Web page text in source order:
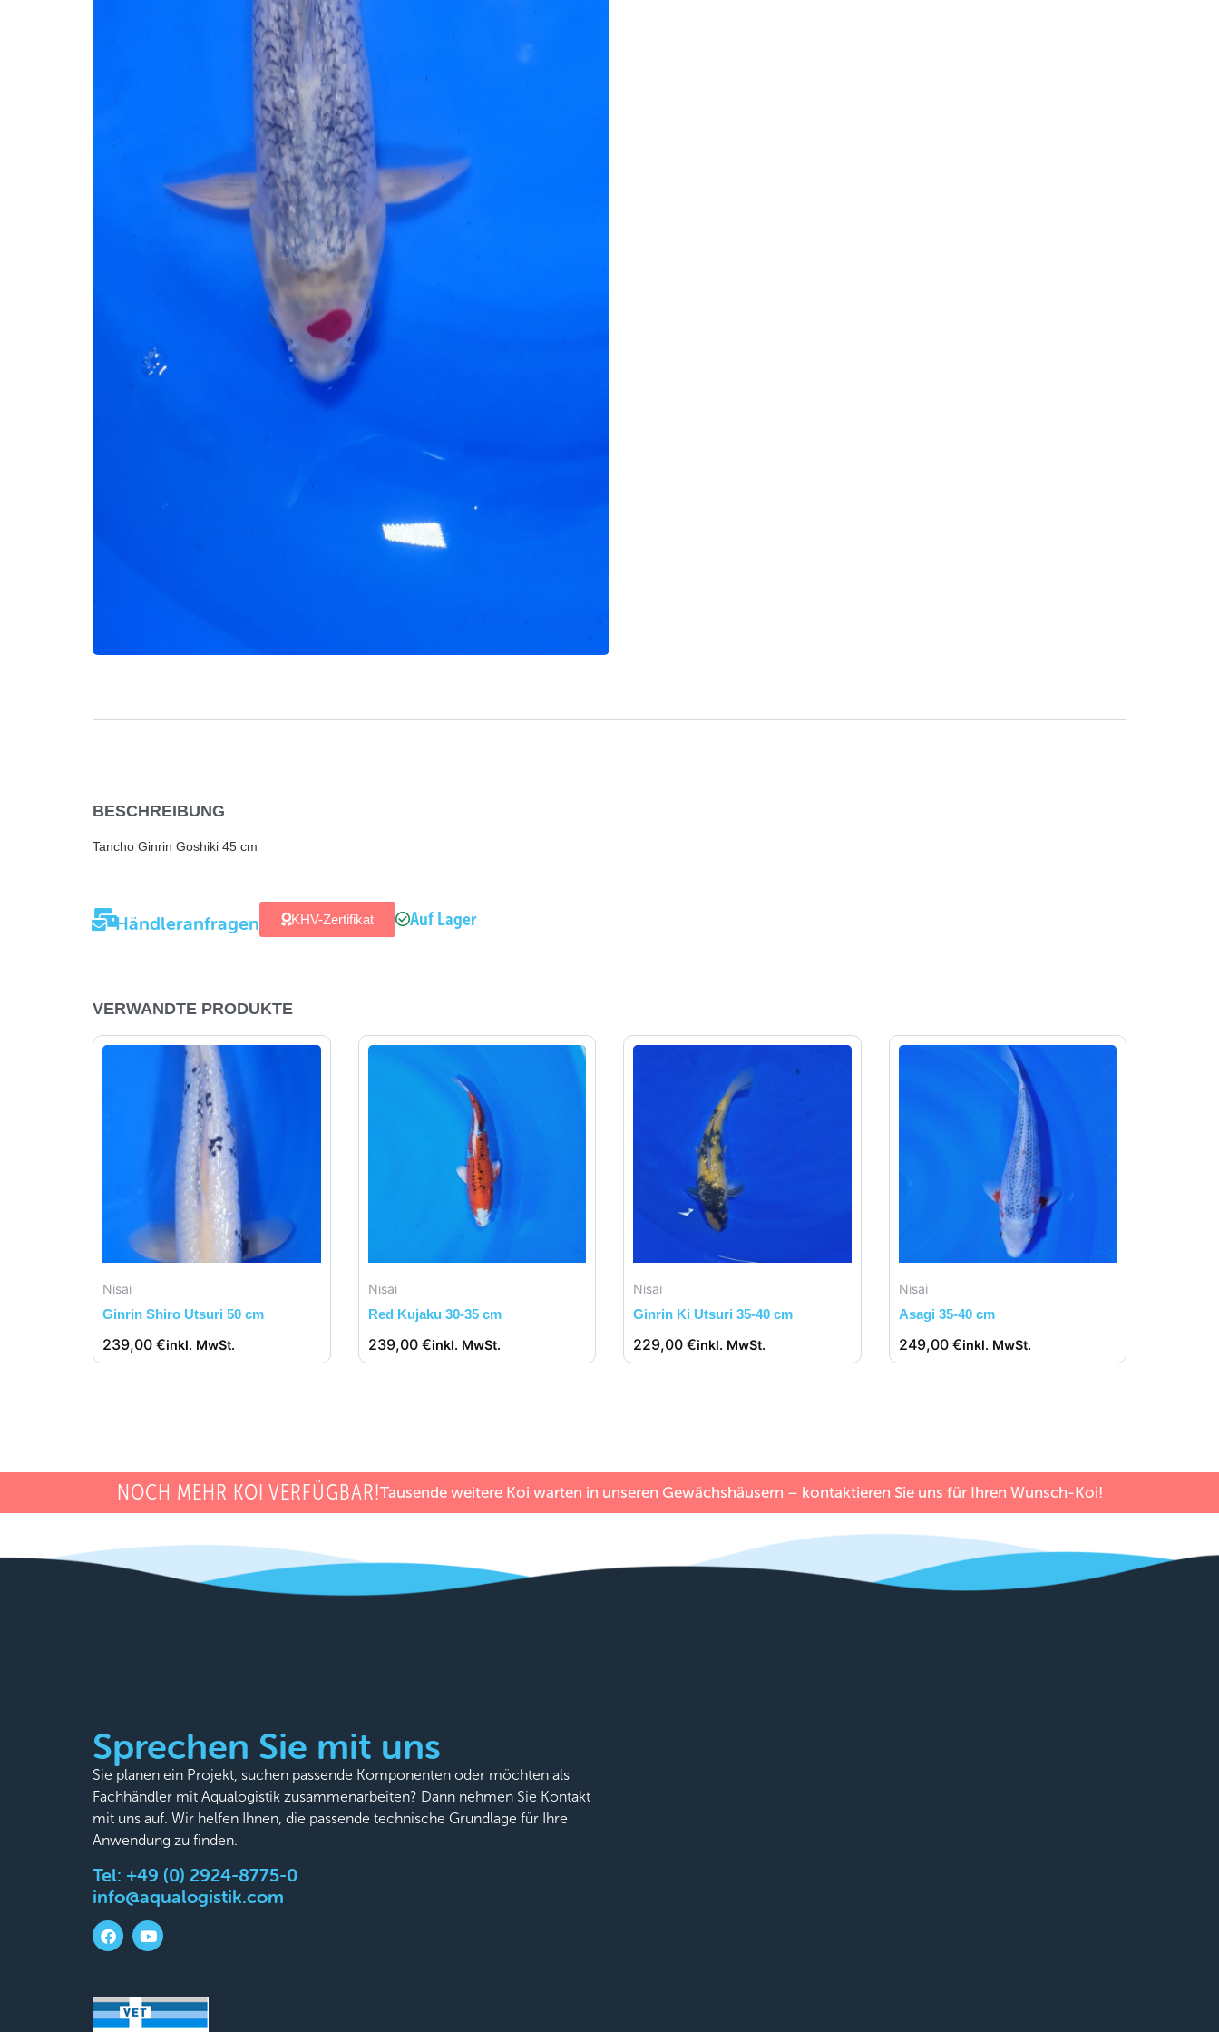
BESCHREIBUNG
Tancho Ginrin Goshiki 45 cm
Händleranfragen KHV-Zertifikat Auf Lager
VERWANDTE PRODUKTE
Nisai
Ginrin Shiro Utsuri 50 cm
239,00 €inkl. MwSt.
Nisai
Red Kujaku 30-35 cm
239,00 €inkl. MwSt.
Nisai
Ginrin Ki Utsuri 35-40 cm
229,00 €inkl. MwSt.
Nisai
Asagi 35-40 cm
249,00 €inkl. MwSt.
NOCH MEHR KOI VERFÜGBAR!Tausende weitere Koi warten in unseren Gewächshäusern – kontaktieren Sie uns für Ihren Wunsch-Koi!
Sprechen Sie mit uns
Sie planen ein Projekt, suchen passende Komponenten oder möchten als
Fachhändler mit Aqualogistik zusammenarbeiten? Dann nehmen Sie Kontakt
mit uns auf. Wir helfen Ihnen, die passende technische Grundlage für Ihre
Anwendung zu finden.
Tel: +49 (0) 2924-8775-0
info@aqualogistik.com